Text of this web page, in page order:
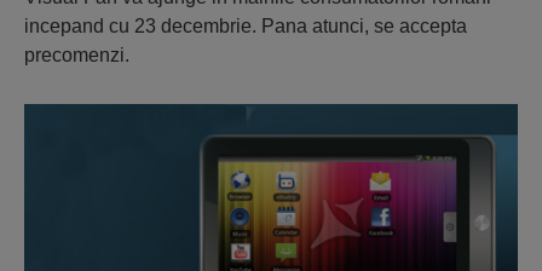
incepand cu 23 decembrie. Pana atunci, se accepta
precomenzi.